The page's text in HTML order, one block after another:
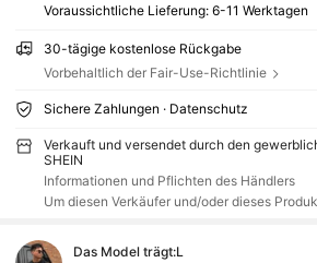
Voraussichtliche Lieferung: 6-11 Werktagen
30-tägige kostenlose Rückgabe
Vorbehaltlich der Fair-Use-Richtlinie
Sichere Zahlungen · Datenschutz
Verkauft und versendet durch den
SHEIN
Informationen und Pflichten des Händlers
Um diesen Verkäufer und/oder dieses
Das Model trägt:L